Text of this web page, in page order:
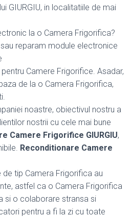
GIURGIU, in localitatiile de mai
la o Camera Frigorifica?
reparam module electronice
Camere Frigorifice. Asadar,
de la o Camera Frigorifica,
noastre, obiectivul nostru a
nostrii cu cele mai bune
Camere Frigorifice GIURGIU,
Reconditionare Camere
tip Camera Frigorifica au
astfel ca o Camera Frigorifica
si o colaborare stransa si
pentru a fi la zi cu toate